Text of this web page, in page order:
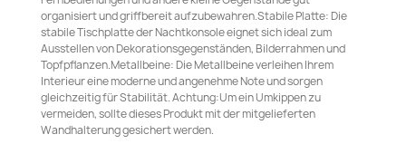
organisiert und griffbereit aufzubewahren.Stabile Platte: Die
stabile Tischplatte der Nachtkonsole eignet sich ideal zum
Ausstellen von Dekorationsgegenständen, Bilderrahmen und
Topfpflanzen.Metallbeine: Die Metallbeine verleihen Ihrem
Interieur eine moderne und angenehme Note und sorgen
gleichzeitig für Stabilität. Achtung:Um ein Umkippen zu
vermeiden, sollte dieses Produkt mit der mitgelieferten
Wandhalterung gesichert werden.